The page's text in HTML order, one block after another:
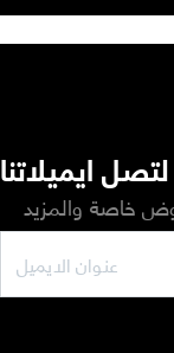
ايميلاتنا
خاصة والمزيد